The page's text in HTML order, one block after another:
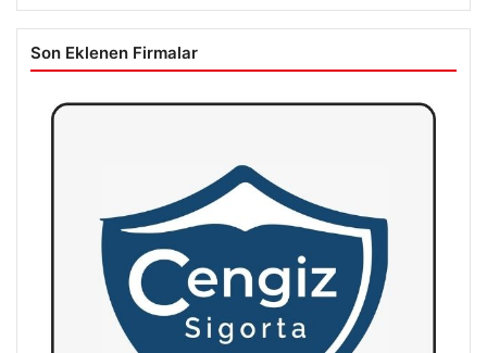
Son Eklenen Firmalar